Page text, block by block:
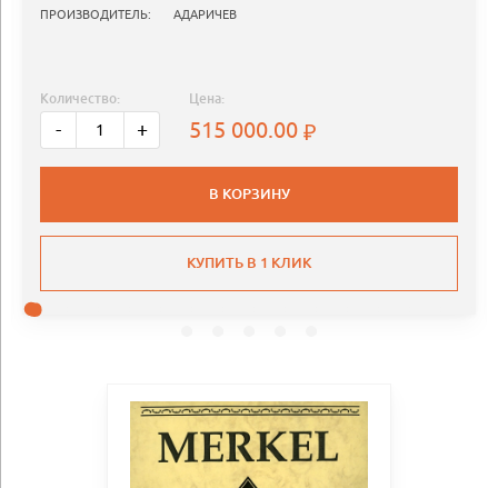
ПРОИЗВОДИТЕЛЬ: АДАРИЧЕВ
Количество:
- +
Цена:
515 000.00
В КОРЗИНУ
КУПИТЬ В 1 КЛИК